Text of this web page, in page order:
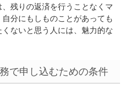
残りの返済を行うことなくマ
分にもしものことがあっても
ないと思う人には、魅力的な
で申し込むための条件